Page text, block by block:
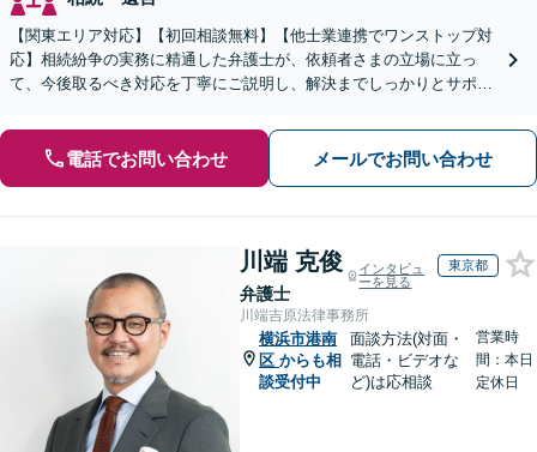
【関東エリア対応】【初回相談無料】【他士業連携でワンストップ対
応】相続紛争の実務に精通した弁護士が、依頼者さまの立場に立っ
て、今後取るべき対応を丁寧にご説明し、解決までしっかりとサポー
電話でお問い合わせ メールでお問い合わせ
川端 克俊
弁護士
インタビュ
ーを見る
東京都
川端吉原法律事務所
横浜市港南
区 からも相
談受付中
面談方法(対面・
電話・ビデオな
ど)は応相談
営業時
間：本日
定休日